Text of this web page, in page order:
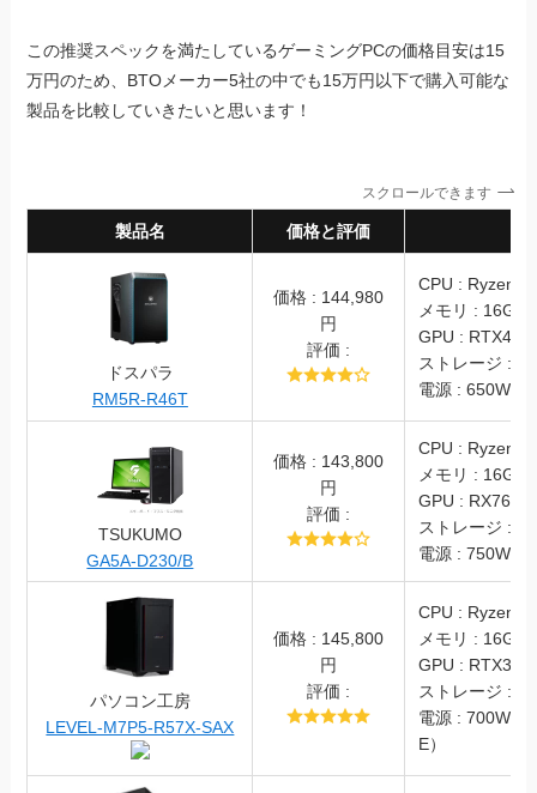
この推奨スペックを満たしているゲーミングPCの価格目安は15
万円のため、BTOメーカー5社の中でも15万円以下で購入可能な
製品を比較していきたいと思います！
スクロールできます
製品名 価格と評価
ドスパラ
RM5R-R46T
価格 : 144,980
円
評価 :
CPU : Ryzen5
メモリ : 16GB
GPU :
ストレージ :
電源 : 650W
TSUKUMO
GA5A-D230/B
価格 : 143,800
円
評価 :
CPU : Ryzen5
メモリ : 16GB
GPU : RX7600
ストレージ :
電源 :
パソコン工房
LEVEL-M7P5-R57X-SAX
価格 : 145,800
円
評価 :
CPU : Ryzen7
メモリ :
GPU :
ストレージ :
電源 : 700W（
E）